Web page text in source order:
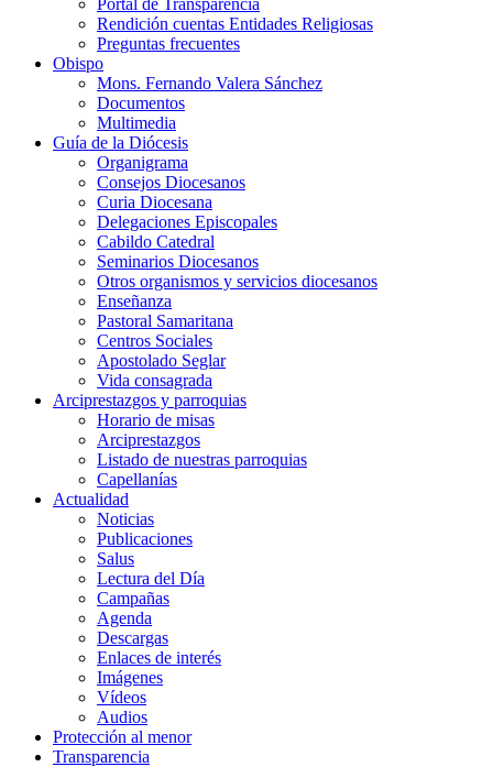
Rendición cuentas Entidades Religiosas
Preguntas frecuentes
Obispo
Mons. Fernando Valera Sánchez
Documentos
Multimedia
Guía de la Diócesis
Organigrama
Consejos Diocesanos
Curia Diocesana
Delegaciones Episcopales
Cabildo Catedral
Seminarios Diocesanos
Otros organismos y servicios diocesanos
Enseñanza
Pastoral Samaritana
Centros Sociales
Apostolado Seglar
Vida consagrada
Arciprestazgos y parroquias
Horario de misas
Arciprestazgos
Listado de nuestras parroquias
Capellanías
Actualidad
Noticias
Publicaciones
Salus
Lectura del Día
Campañas
Agenda
Descargas
Enlaces de interés
Imágenes
Vídeos
Audios
Protección al menor
Transparencia